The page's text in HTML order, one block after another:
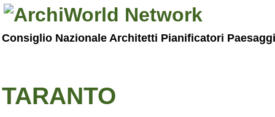
Consiglio Nazionale Architetti Pianificatori
TARANTO